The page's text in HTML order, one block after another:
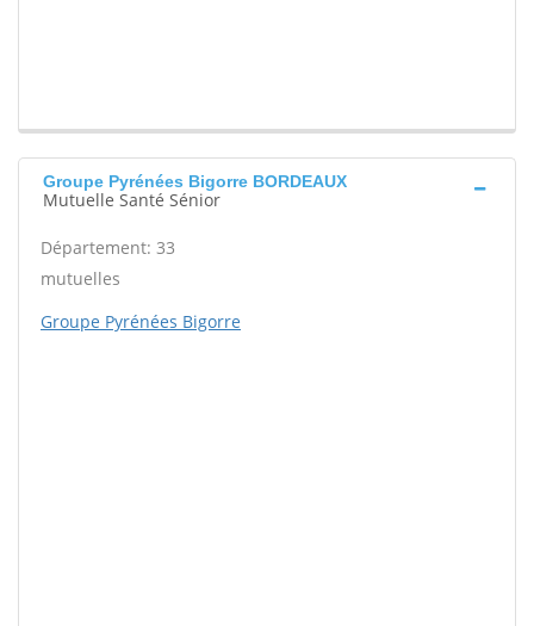
Groupe Pyrénées Bigorre BORDEAUX
Mutuelle Santé Sénior
Département: 33
mutuelles
Groupe Pyrénées Bigorre